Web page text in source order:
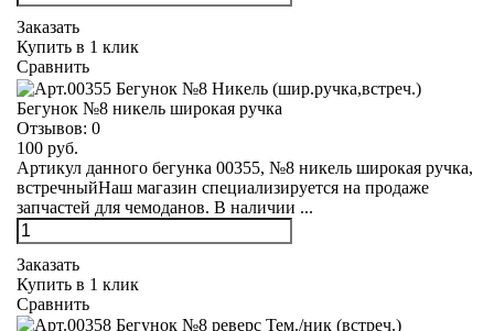
Заказать
Купить в 1 клик
Сравнить
Бегунок №8 никель широкая ручка
Отзывов: 0
100 руб.
Артикул данного бегунка 00355, №8 никель широкая ручка,
встречныйНаш магазин специализируется на продаже
запчастей для чемоданов. В наличии ...
Заказать
Купить в 1 клик
Сравнить